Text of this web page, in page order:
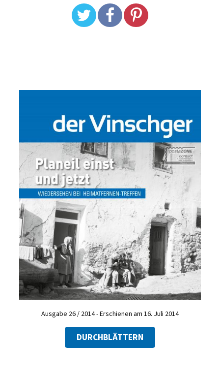
Ausgabe 26 / 2014 - Erschienen am 16. Juli 2014
DURCHBLÄTTERN